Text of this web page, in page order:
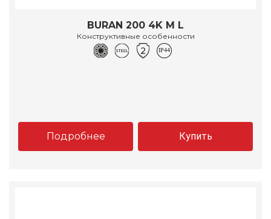
BURAN 200 4K M L
Конструктивные особенности
Подробнее Купить